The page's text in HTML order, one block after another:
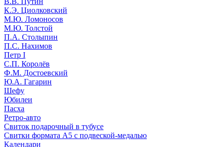
К.Э. Циолковский
М.Ю. Ломоносов
М.Ю. Толстой
П.А. Столыпин
П.С. Нахимов
Петр I
С.П. Королёв
Ф.М. Достоевский
Ю.А. Гагарин
Шефу
Юбилеи
Пасха
Ретро-авто
Свиток подарочный в тубусе
Свитки формата А5 с подвеской-медалью
Календари